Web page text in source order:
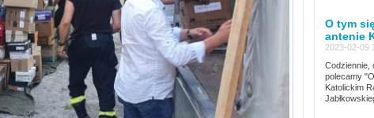
O tym
antenie
2023-02-09
Codziennie,
polecamy
Katolickim